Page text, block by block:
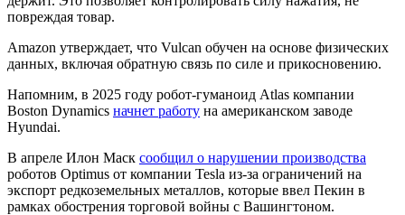
повреждая товар.
Amazon утверждает, что Vulcan обучен на основе физических
данных, включая обратную связь по силе и прикосновению.
Напомним, в 2025 году робот-гуманоид Atlas компании
Boston Dynamics начнет работу на американском заводе
Hyundai.
В апреле Илон Маск сообщил о нарушении производства
роботов Optimus от компании Tesla из-за ограничений на
экспорт редкоземельных металлов, которые ввел Пекин в
рамках обострения торговой войны с Вашингтоном.